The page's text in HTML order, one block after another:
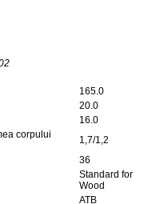
165.0
20.0
16.0
corpului
1,7/1,2
36
Standard for
Wood
ATB